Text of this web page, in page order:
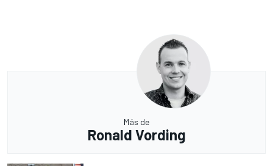
Más de
Ronald Vording